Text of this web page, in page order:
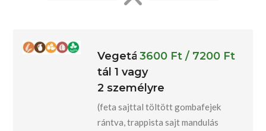
Vegetáriánus
tál 1 vagy
2 személyre
3600 Ft / 7200 Ft
(feta sajttal töltött gombafejek
rántva, trappista sajt mandulás